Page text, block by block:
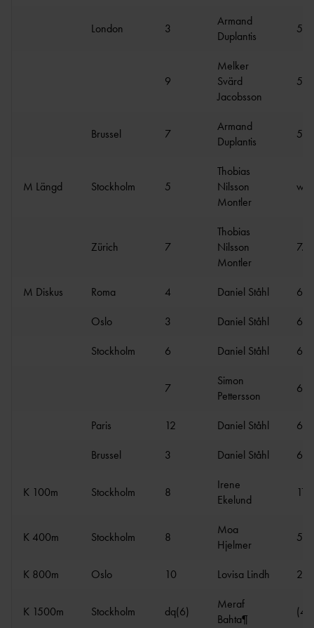
London 3
Armand
Duplantis
9
Melker
Svärd
Jacobsson
Brussel 7
Armand
Duplantis
M Längd Stockholm 5
Thobias
Nilsson
Montler
w
Zürich 7
Thobias
Nilsson
Montler
M Diskus Roma 4 Daniel Ståhl
Oslo
3 Daniel Ståhl
Stockholm
6 Daniel Ståhl
7
Simon
Pettersson
Paris 12 Daniel Ståhl
Brussel
3 Daniel Ståhl
K 100m Stockholm 8
Irene
Ekelund
K 400m Stockholm 8
Moa
Hjelmer
K 800m Oslo 10 Lovisa Lindh
K 1500m Stockholm dq(6)
Meraf
Bahta¶